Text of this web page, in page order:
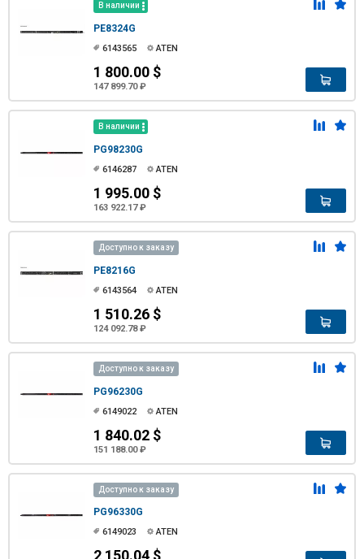
В наличии
PE8324G
6143565 ATEN
1 800.00 $
147 899.70 ₽
В наличии
PG98230G
6146287 ATEN
1 995.00 $
163 922.17 ₽
Доступно к заказу
PE8216G
6143564 ATEN
1 510.26 $
124 092.78 ₽
Доступно к заказу
PG96230G
6149022 ATEN
1 840.02 $
151 188.00 ₽
Доступно к заказу
PG96330G
6149023 ATEN